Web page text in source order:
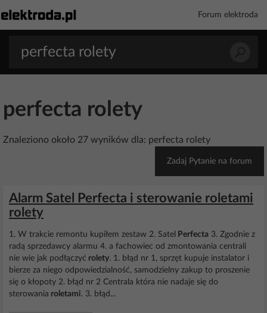
Forum elektroda
perfecta rolety
Znaleziono około 27 wyników dla: perfecta rolety
Zadaj Pytanie na forum
Alarm Satel Perfecta i sterowanie roletami
rolety
1. W trakcie remontu kupiłem zestaw 2. Satel Perfecta 3. Zgodnie z
radą sprzedawcy alarmu 4. a fachowiec od zmontowania centrali
nie wie jak podłączyć rolety. 1. błąd nr 1, sprzęt kupuje instalator i
bierze za niego odpowiedzialność, samodzielny zakup to proszenie
się o kłopoty 2. błąd nr 2 Centrala która nie nadaje się do
sterowania roletami. 3. błąd...